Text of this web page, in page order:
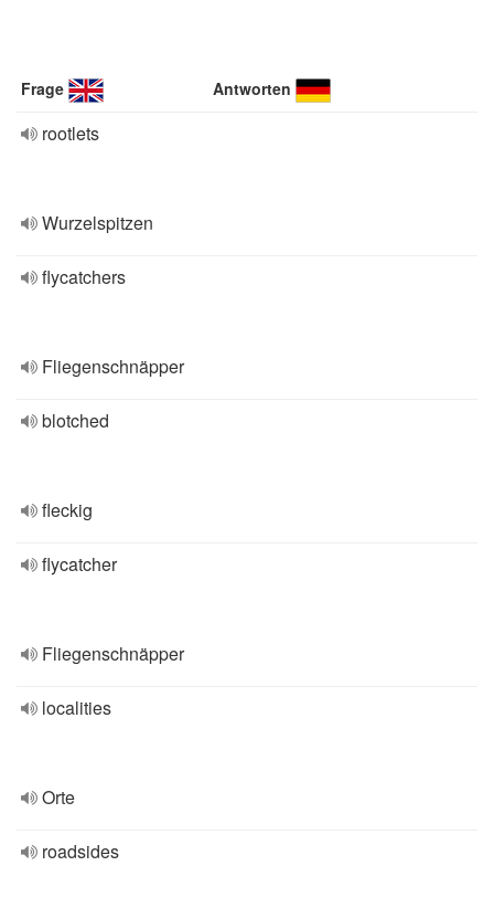
Frage Antworten
rootlets
Wurzelspitzen
flycatchers
Fliegenschnäpper
blotched
fleckig
flycatcher
Fliegenschnäpper
localities
Orte
roadsides